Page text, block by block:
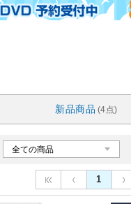
新品商品 (4点)
1